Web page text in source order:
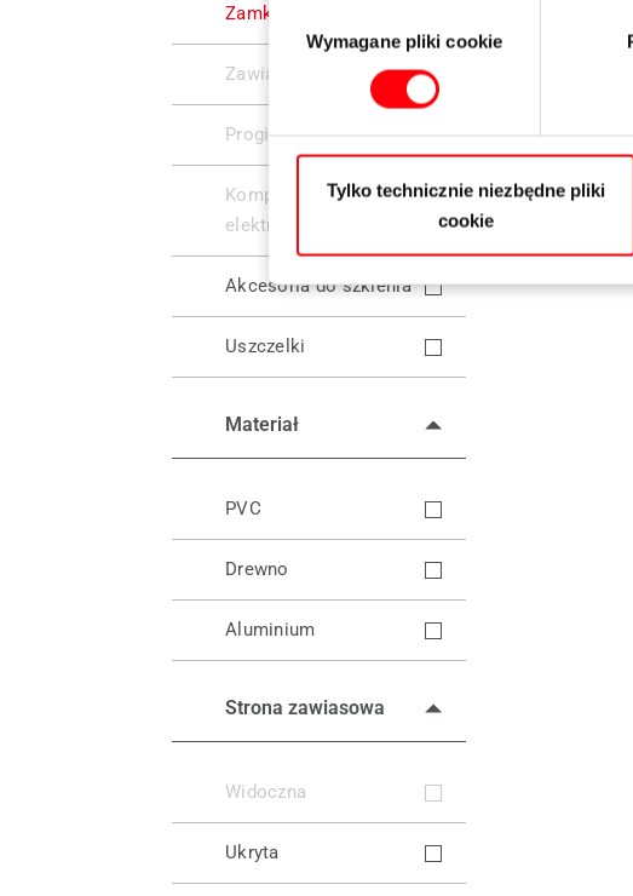
Wybór
zgodyWymagane pliki cookie
Tylko technicznie niezbędne pliki
cookie
Zamki wielopunktowe
Zawiasy
Progi
Komponenty
elektroniczne
Akcesoria do szklenia
Uszczelki
Materiał
PVC
Drewno
Aluminium
Strona zawiasowa
Widoczna
Ukryta